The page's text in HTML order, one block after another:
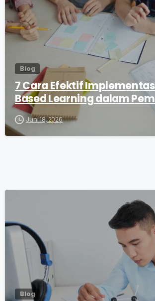
Blog
7 Cara Efektif
Based Learning dalam
Juni 18, 2026
Blog